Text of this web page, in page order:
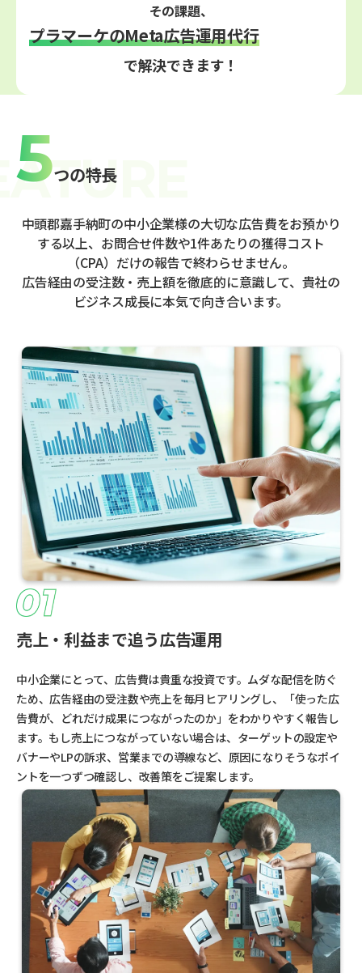
その課題、
プラマーケのMeta広告運用代行
で解決できます！
5つの特長
中頭郡嘉手納町の中小企業様の大切な広告費をお預かり
する以上、お問合せ件数や1件あたりの獲得コスト
（CPA）だけの報告で終わらせません。
広告経由の受注数・売上額を徹底的に意識して、貴社の
ビジネス成長に本気で向き合います。
売上・利益まで追う広告運用
中小企業にとって、広告費は貴重な投資です。ムダな配信を防ぐ
ため、広告経由の受注数や売上を毎月ヒアリングし、「使った広
告費が、どれだけ成果につながったのか」をわかりやすく報告し
ます。もし売上につながっていない場合は、ターゲットの設定や
バナーやLPの訴求、営業までの導線など、原因になりそうなポイ
ントを一つずつ確認し、改善策をご提案します。